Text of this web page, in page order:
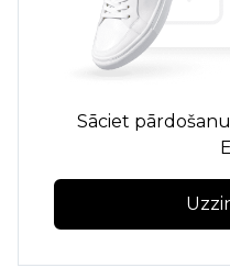
Sāciet